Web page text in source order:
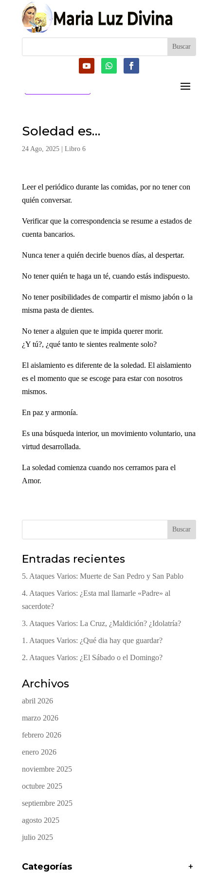
Soledad es…
24 Ago, 2025| Libro 6
Leer el periódico durante las comidas, por no tener con
quién conversar.
Verificar que la correspondencia se resume a estados de
cuenta bancarios.
Nunca tener a quién decirle buenos días, al despertar.
No tener quién te haga un té, cuando estás indispuesto.
No tener posibilidades de compartir el mismo jabón o la
misma pasta de dientes.
No tener a alguien que te impida querer morir.
¿Y tú?, ¿qué tanto te sientes realmente solo?
El aislamiento es diferente de la soledad. El aislamiento
es el momento que se escoge para estar con nosotros
mismos.
En paz y armonía.
Es una búsqueda interior, un movimiento voluntario, una
virtud desarrollada.
La soledad comienza cuando nos cerramos para el
Amor.
Buscar
Entradas recientes
5. Ataques Varios: Muerte de San Pedro y San Pablo
4. Ataques Varios: ¿Esta mal llamarle «Padre» al
sacerdote?
3. Ataques Varios: La Cruz, ¿Maldición? ¿Idolatría?
1. Ataques Varios: ¿Qué dia hay que guardar?
2. Ataques Varios: ¿El Sábado o el Domingo?
Archivos
abril 2026
marzo 2026
febrero 2026
enero 2026
noviembre 2025
octubre 2025
septiembre 2025
agosto 2025
julio 2025
Categorías +